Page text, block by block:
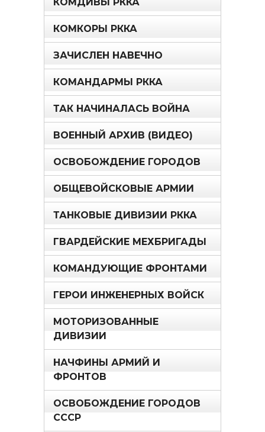
КОМКОРЫ РККА
ЗАЧИСЛЕН НАВЕЧНО
КОМАНДАРМЫ РККА
ТАК НАЧИНАЛАСЬ ВОЙНА
ВОЕННЫЙ АРХИВ (ВИДЕО)
ОСВОБОЖДЕНИЕ ГОРОДОВ
ОБЩЕВОЙСКОВЫЕ АРМИИ
ТАНКОВЫЕ ДИВИЗИИ РККА
ГВАРДЕЙСКИЕ МЕХБРИГАДЫ
КОМАНДУЮЩИЕ ФРОНТАМИ
ГЕРОИ ИНЖЕНЕРНЫХ ВОЙСК
МОТОРИЗОВАННЫЕ
ДИВИЗИИ
НАЧФИНЫ АРМИЙ И
ФРОНТОВ
ОСВОБОЖДЕНИЕ ГОРОДОВ
СССР